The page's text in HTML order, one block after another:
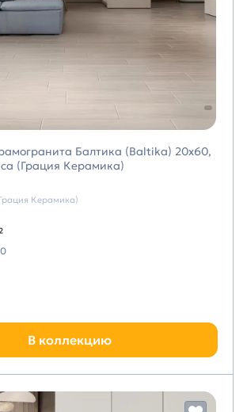
Балтика (Baltika) 20х60,
(Грация Керамика)
Керамика)
В коллекцию